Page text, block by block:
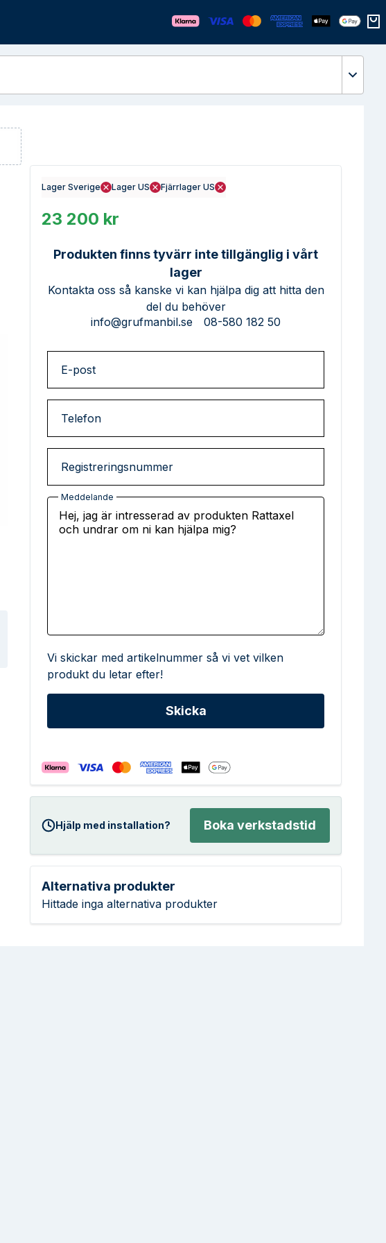
Lager Sverige Lager US Fjärrlager US
23 200 kr
Produkten finns tyvärr inte tillgänglig i vårt
lager
Kontakta oss så kanske vi kan hjälpa dig att hitta den
del du behöver
info@grufmanbil.se
08-580 182 50
E-post
Telefon
Registreringsnummer
Meddelande
Vi skickar med artikelnummer så vi vet vilken
produkt du letar efter!
Hjälp med installation? Boka verkstadstid
Alternativa produkter
Hittade inga alternativa produkter